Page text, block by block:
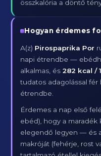
összkalória a döntő
Hogyan érdemes
A(z) Pirospaprika Por
napi étrendbe —
alkalmas, és282 kcal /
tudatos adagolással
étrendbe.
Érdemes a nap első
ebéd), hogy a maradék
elegendő legyen — és
makróját (fehérje, rost